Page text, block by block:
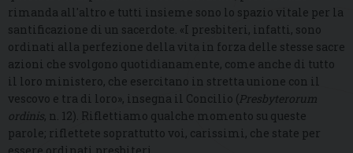
rimanda all'altro e tutti insieme sono lo spazio vitale per la
santificazione di un sacerdote. «I presbiteri, infatti, sono
ordinati alla perfezione della vita in forza delle stesse sacre
azioni che svolgono quotidianamente, come anche di tutto
il loro ministero, che esercitano in stretta unione con il
vescovo e tra di loro», insegna il Concilio (Presbyterorum
ordinis, n. 12). Riflettiamo qualche momento su queste
parole; riflettete soprattutto voi, carissimi, che state per